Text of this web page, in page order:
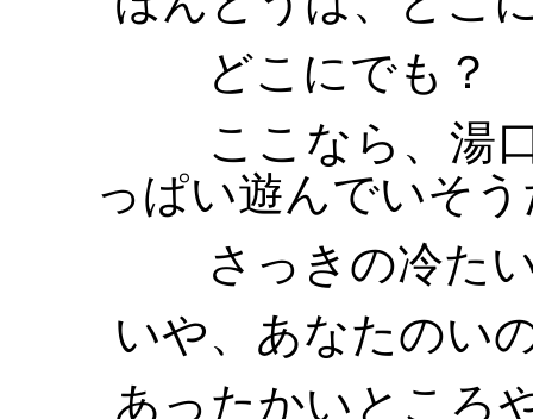
どこにでも？
ここなら、湯口
っぱい遊んでいそ
さっきの冷たい
いや、あなたのい
あったかいところ